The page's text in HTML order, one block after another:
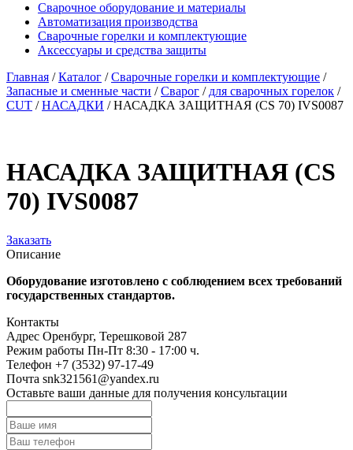
Сварочное оборудование и материалы
Автоматизация производства
Сварочные горелки и комплектующие
Аксессуары и средства защиты
Главная /Каталог /Сварочные горелки и комплектующие /
Запасные и сменные части /Сварог / для сварочных горелок /
CUT /НАСАДКИ /НАСАДКА ЗАЩИТНАЯ (CS 70) IVS0087
НАСАДКА ЗАЩИТНАЯ (CS
70) IVS0087
Заказать
Описание
Оборудование изготовлено с соблюдением всех требований
государственных стандартов.
Контакты
Адрес Оренбург, Терешковой 287
Режим работы Пн-Пт 8:30 - 17:00 ч.
Телефон +7 (3532) 97-17-49
Почта snk321561@yandex.ru
Оставьте ваши данные для получения консультации